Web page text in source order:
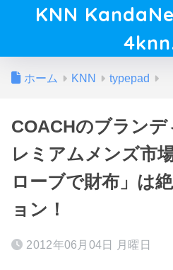
KNN
ホーム KNN typepad
COACHのブラン
レミアムメンズ市
ローブで財布」は
ョン！
2012年06月04日 月曜日